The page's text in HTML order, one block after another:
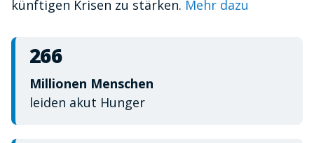
künftigen Krisen zu stärken. Mehr dazu
266
Millionen Menschen
leiden akut Hunger